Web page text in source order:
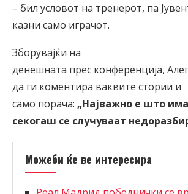
– бил условот на тренерот, па
казни само играчот.
Зборувајќи на
денешната прес конференција,
да ги коментира ваквите стории и
само порача: „Најважно е што
секогаш се случуваат
Можеби ќе ве интересира